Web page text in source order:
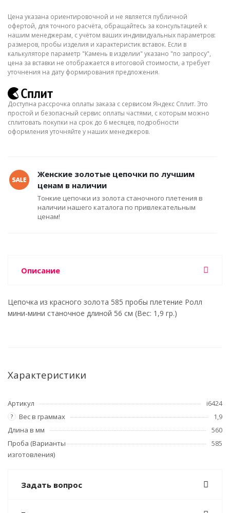
Цена указана ориентировочной и не является публичной
офертой, для точного расчёта, обращайтесь за консультацией к
нашим менеджерам, с учётом ваших индивидуальных параметров:
размеров, пробы изделия и характеристик вставок. Если в
калькуляторе параметр "Камень в изделии" указано "по запросу",
цена за вставки не отображается в итоговой стоимости, а требует
уточнения на дату формирования предложения.
Доступна рассрочка оплаты заказа с сервисом Яндекс Сплит. Это
простой и безопасный сервис оплаты частями, с которым можно
сплитовать покупки на срок до 6 месяцев, подробности
оформления уточняйте у наших менеджеров.
Женские золотые цепочки по лучшим
ценам в наличии
Тонкие цепочки из золота станочного плетения в
наличии нашего каталога по привлекательным
ценам!
Описание
Цепочка из красного золота 585 пробы плетение Ролл
мини-мини станочное длиной 56 см (Вес: 1,9 гр.)
Характеристики
Артикул i6424
? Вес в граммах
1,9
Длина в мм
560
Проба (Варианты
изготовления)
585
Задать вопрос